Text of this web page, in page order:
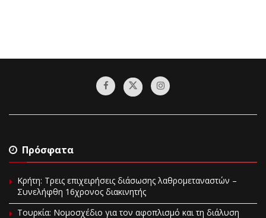
Πρόσφατα
Κρήτη: Τρεις επιχειρήσεις διάσωσης λαθρομεταναστών –
Συνελήφθη 16χρονος διακινητής
Τουρκία: Νομοσχέδιο για τον αφοπλισμό και τη διάλυση